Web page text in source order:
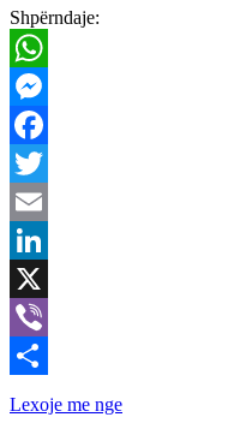
Shpërndaje:
WhatsApp
Messenger
Facebook
Twitter
Email
LinkedIn
X
Viber
Share
Lexoje me nge